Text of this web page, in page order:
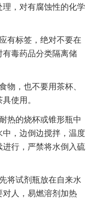
，对有腐蚀性的化学
有标签，绝对不要在
毒药品分类隔离储
物，也不要用茶杯、
使用。
热的烧杯或锥形瓶中
，边倒边搅拌，温度
行，严禁将水倒入硫
将试剂瓶放在自来水
人，易燃溶剂加热